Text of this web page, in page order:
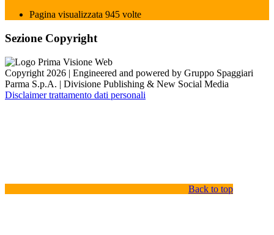
Pagina visualizzata 945 volte
Sezione Copyright
Copyright 2026 | Engineered and powered by Gruppo Spaggiari
Parma S.p.A. | Divisione Publishing & New Social Media
Disclaimer trattamento dati personali
Back to top